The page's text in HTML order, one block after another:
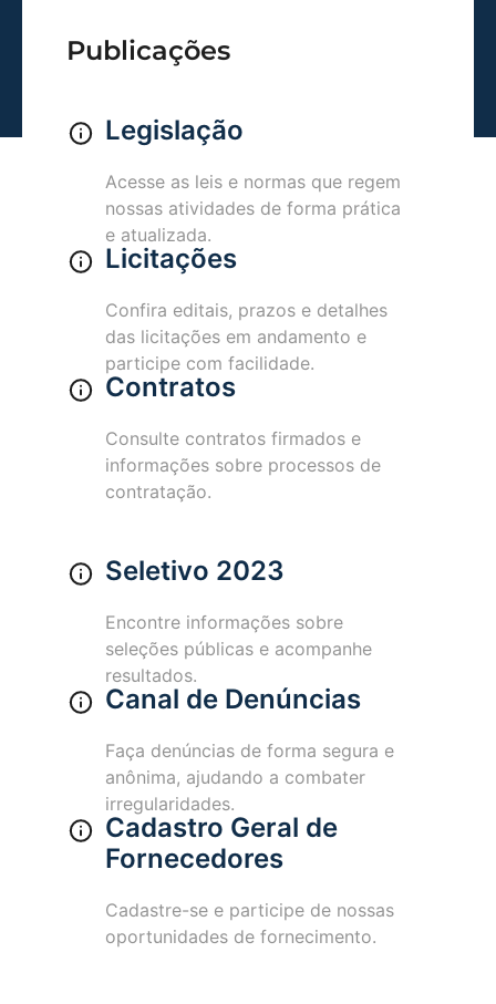
Publicações
Legislação
Acesse as leis e normas que regem
nossas atividades de forma prática
e atualizada.
Licitações
Confira editais, prazos e detalhes
das licitações em andamento e
participe com facilidade.
Contratos
Consulte contratos firmados e
informações sobre processos de
contratação.
Seletivo 2023
Encontre informações sobre
seleções públicas e acompanhe
resultados.
Canal de Denúncias
Faça denúncias de forma segura e
anônima, ajudando a combater
irregularidades.
Cadastro Geral de
Fornecedores
Cadastre-se e participe de nossas
oportunidades de fornecimento.